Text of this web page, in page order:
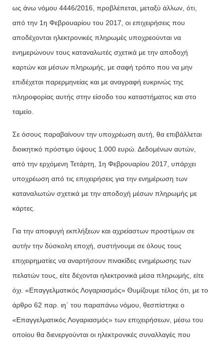
ως άνω νόμου 4446/2016, προβλέπεται, μεταξύ άλλων, ότι,
από την 1η Φεβρουαρίου του 2017, οι επιχειρήσεις που
αποδέχονται ηλεκτρονικές πληρωμές υποχρεούνται να
ενημερώνουν τους καταναλωτές σχετικά με την αποδοχή
καρτών και μέσων πληρωμής, με σαφή τρόπο που να μην
επιδέχεται παρερμηνείας και με αναγραφή ευκρινώς της
πληροφορίας αυτής στην είσοδο του καταστήματος και στο
ταμείο.
Σε όσους παραβαίνουν την υποχρέωση αυτή, θα επιβάλλεται
διοικητικό πρόστιμο ύψους 1.000 ευρώ. Δεδομένων αυτών,
από την ερχόμενη Τετάρτη, 1η Φεβρουαρίου 2017, υπάρχει
υποχρέωση από τις επιχειρήσεις για την ενημέρωση των
καταναλωτών σχετικά με την αποδοχή μέσων πληρωμής με
κάρτες.
Για την αποφυγή εκπλήξεων και αχρείαστων προστίμων σε
αυτήν την δύσκολη εποχή, συστήνουμε σε όλους τους
επιχειρηματίες να αναρτήσουν πινακίδες ενημέρωσης των
πελατών τους, είτε δέχονται ηλεκτρονικά μέσα πληρωμής, είτε
όχι. «Επαγγελματικός Λογαριασμός» Θυμίζουμε τέλος ότι, με το
άρθρο 62 παρ. ιη΄ του παραπάνω νόμου, θεσπίστηκε ο
«Επαγγελματικός Λογαριασμός» των επιχειρήσεων, μέσω του
οποίου θα διενεργούνται οι ηλεκτρονικές συναλλαγές που